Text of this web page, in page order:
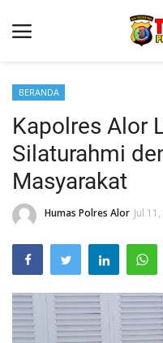
Beranda
Terms & Conditions
Reskrim
Binkam
Lantas
Giat Ops
Mitra Polisi
Polisi Kita
BERANDA
Kapolres Alor
Silaturahmi
Masyarakat
Humas Polres Alor Jul